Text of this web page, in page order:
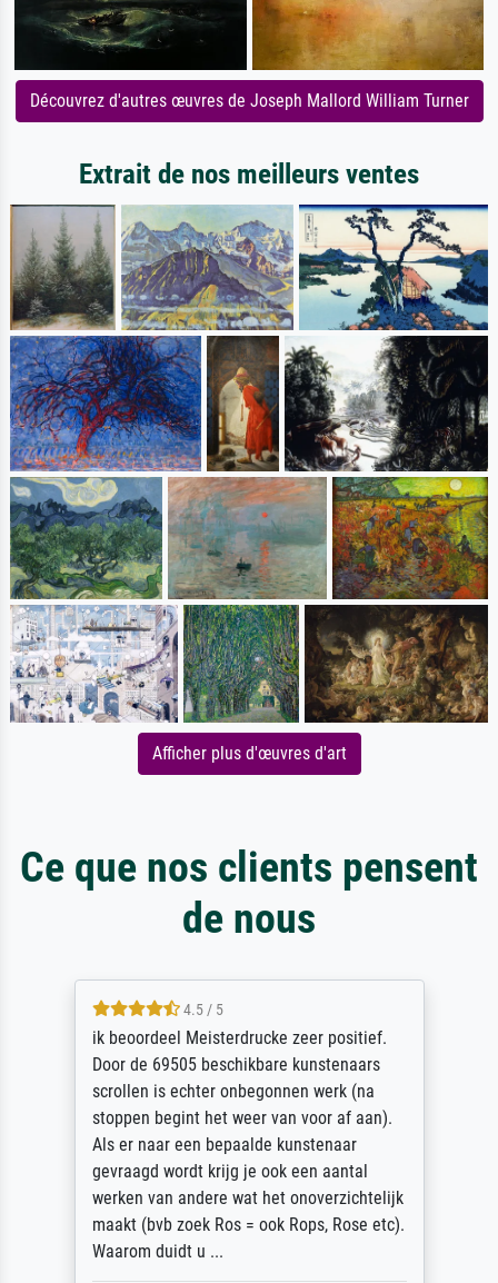
Découvrez d'autres œuvres de Joseph Mallord William Turner
Extrait de nos meilleurs ventes
Afficher plus d'œuvres d'art
Ce que nos clients pensent
de nous
4.5 / 5
ik beoordeel Meisterdrucke zeer positief.
Door de 69505 beschikbare kunstenaars
scrollen is echter onbegonnen werk (na
stoppen begint het weer van voor af aan).
Als er naar een bepaalde kunstenaar
gevraagd wordt krijg je ook een aantal
werken van andere wat het onoverzichtelijk
maakt (bvb zoek Ros = ook Rops, Rose etc).
Waarom duidt u ...